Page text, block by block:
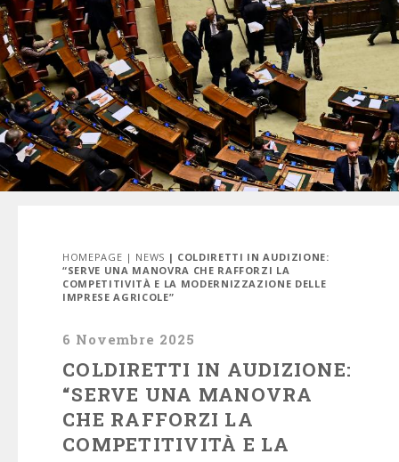
HOMEPAGE | NEWS | COLDIRETTI IN AUDIZIONE:
“SERVE UNA MANOVRA CHE RAFFORZI LA
COMPETITIVITÀ E LA MODERNIZZAZIONE DELLE
IMPRESE AGRICOLE”
6 Novembre 2025
COLDIRETTI IN AUDIZIONE:
“SERVE UNA MANOVRA
CHE RAFFORZI LA
COMPETITIVITÀ E LA